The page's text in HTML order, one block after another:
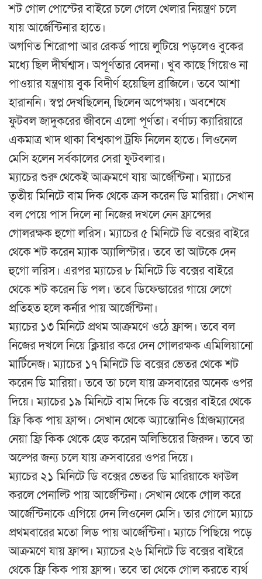
শট গোল পোস্টের বাইরে চলে গেলে খেলার নিয়ন্ত্রণ চলে
যায় আর্জেন্টিনার হাতে।
অগণিত শিরোপা আর রেকর্ড পায়ে লুটিয়ে পড়লেও বুকের
মধ্যে ছিল দীর্ঘশ্বাস। অপূর্ণতার বেদনা। খুব কাছে গিয়েও না
পাওয়ার যন্ত্রণায় বুক বিদীর্ণ হয়েছিল ব্রাজিলে। তবে আশা
হারাননি। স্বপ্ন দেখছিলেন, ছিলেন অপেক্ষায়। অবশেষে
ফুটবল জাদুকরের জীবনে এলো পূর্ণতা। বর্ণাঢ্য ক্যারিয়ারে
একমাত্র খাদ থাকা বিশ্বকাপ ট্রফি নিলেন হাতে। লিওনেল
মেসি হলেন সর্বকালের সেরা ফুটবলার।
ম্যাচের শুরু থেকেই আক্রমণে যায় আর্জেন্টিনা। ম্যাচের
তৃতীয় মিনিটে বাম দিক থেকে ক্রস করেন ডি মারিয়া। সেখান
বল পেয়ে পাস দিলে না নিজের দখলে নেন ফ্রান্সের
গোলরক্ষক হুগো লরিস। ম্যাচের ৫ মিনিটে ডি বক্সের বাইরে
থেকে শট করেন ম্যাক অ্যালিস্টার। তবে তা আটকে দেন
হুগো লরিস। এরপর ম্যাচের ৮ মিনিটে ডি বক্সের বাইরে
থেকে শট করেন ডি পল। তবে ডিফেন্ডারের গায়ে লেগে
প্রতিহত হলে কর্নার পায় আর্জেন্টিনা।
ম্যাচের ১৩ মিনিটে প্রথম আক্রমণে ওঠে ফ্রান্স। তবে বল
নিজের দখলে নিয়ে ক্লিয়ার করে দেন গোলরক্ষক এমিলিয়ানো
মার্টিনেজ। ম্যাচের ১৭ মিনিটে ডি বক্সের ভেতর থেকে শট
করেন ডি মারিয়া। তবে তা চলে যায় ক্রসবারের অনেক ওপর
দিয়ে। ম্যাচের ১৯ মিনিটে বাম দিকে ডি বক্সের বাইরে থেকে
ফ্রি কিক পায় ফ্রান্স। সেখান থেকে অ্যান্তোনিও গ্রিজম্যানের
নেয়া ফ্রি কিক থেকে হেড করেন অলিভিয়ের জিরুদ। তবে তা
অল্পের জন্য চলে যায় ক্রসবারের ওপর দিয়ে।
ম্যাচের ২১ মিনিটে ডি বক্সের ভেতর ডি মারিয়াকে ফাউল
করলে পেনাল্টি পায় আর্জেন্টিনা। সেখান থেকে গোল করে
আর্জেন্টিনাকে এগিয়ে দেন লিওনেল মেসি। তার গোলে ম্যাচে
প্রথমবারের মতো লিড পায় আর্জেন্টিনা। ম্যাচে পিছিয়ে পড়ে
আক্রমণে যায় ফ্রান্স। ম্যাচের ২৬ মিনিটে ডি বক্সের বাইরে
থেকে ফ্রি কিক পায় ফ্রান্স। তবে তা থেকে গোল করতে ব্যর্থ